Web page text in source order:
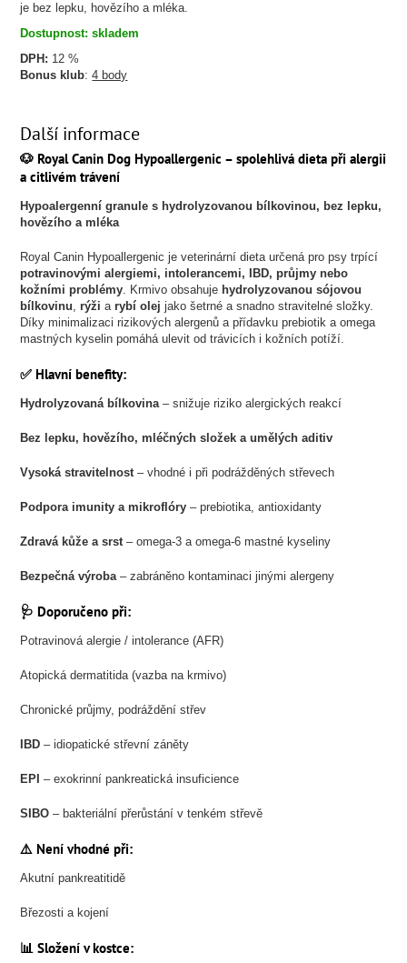
je bez lepku, hovězího a mléka.
Dostupnost: skladem
DPH: 12 %
Bonus klub:4 body
Další informace
🐶Royal Canin Dog Hypoallergenic – spolehlivá dieta při alergii
a citlivém trávení
Hypoalergenní granule s hydrolyzovanou bílkovinou, bez lepku,
hovězího a mléka
Royal Canin Hypoallergenic je veterinární dieta určená pro psy trpící
potravinovými alergiemi, intolerancemi, IBD, průjmy nebo
kožními problémy. Krmivo obsahuje hydrolyzovanou sójovou
bílkovinu,rýži arybí olej jako šetrné a snadno stravitelné složky.
Díky minimalizaci rizikových alergenů a přídavku prebiotik a omega
mastných kyselin pomáhá ulevit od trávicích i kožních potíží.
✅Hlavní benefity:
Hydrolyzovaná bílkovina– snižuje riziko alergických reakcí
Bez lepku, hovězího, mléčných složek a umělých aditiv
Vysoká stravitelnost– vhodné i při podrážděných střevech
Podpora imunity a mikroflóry – prebiotika, antioxidanty
Zdravá kůže a srst– omega-3 a omega-6 mastné kyseliny
Bezpečná výroba– zabráněno kontaminaci jinými alergeny
🩺Doporučeno při:
Potravinová alergie / intolerance (AFR)
Atopická dermatitida (vazba na krmivo)
Chronické průjmy, podráždění střev
IBD – idiopatické střevní záněty
EPI – exokrinní pankreatická insuficience
SIBO – bakteriální přerůstání v tenkém střevě
⚠️Není vhodné při:
Akutní pankreatitidě
Březosti a kojení
📊Složení v kostce: